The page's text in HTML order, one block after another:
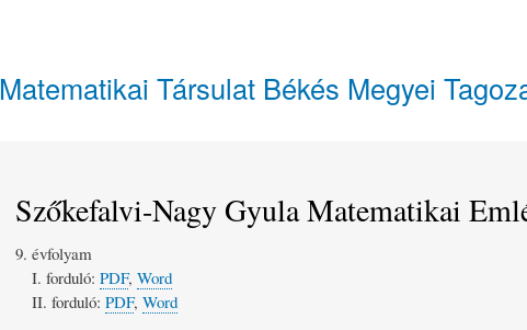
Társulat Békés Megyei
Szőkefalvi-Nagy Gyula Matematikai
évfolyam
I. forduló: PDF, Word
II. forduló: PDF, Word